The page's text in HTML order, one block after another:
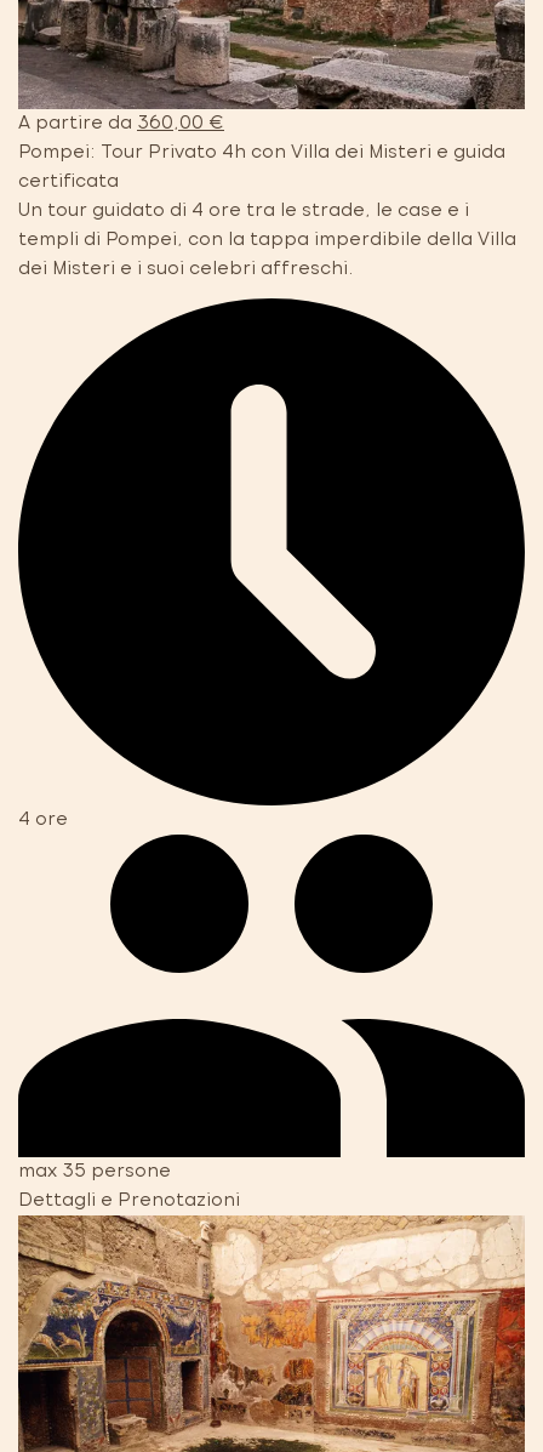
A partire da 360,00 €
Pompei: Tour Privato 4h con Villa dei Misteri e guida
certificata
Un tour guidato di 4 ore tra le strade, le case e i
templi di Pompei, con la tappa imperdibile della Villa
dei Misteri e i suoi celebri affreschi.
4 ore
max 35 persone
Dettagli e Prenotazioni